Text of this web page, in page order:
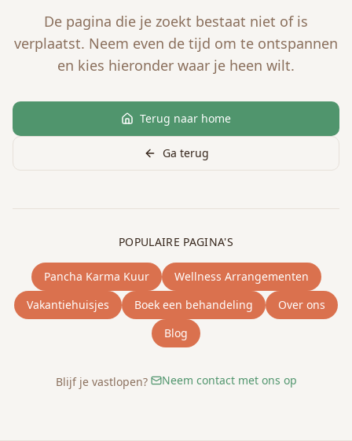
De pagina die je zoekt bestaat niet of is
verplaatst. Neem even de tijd om te ontspannen
en kies hieronder waar je heen wilt.
Terug naar home
Ga terug
POPULAIRE PAGINA'S
Pancha Karma Kuur
Wellness Arrangementen
Vakantiehuisjes
Boek een behandeling
Over ons
Blog
Blijf je vastlopen? Neem contact met ons op